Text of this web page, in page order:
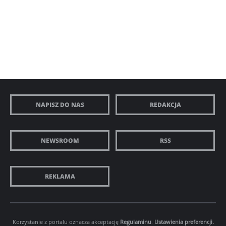
NAPISZ DO NAS REDAKCJA
NEWSROOM RSS
REKLAMA
Korzystanie z portalu oznacza akceptację Regulaminu. Ustawienia preferencji.